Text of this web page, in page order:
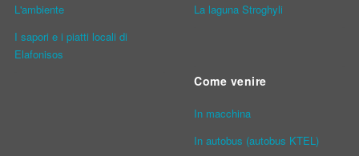
L'ambiente
I sapori e i piatti locali di
Elafonisos
La laguna Stroghyli
Come venire
In macchina
In autobus (autobus KTEL)